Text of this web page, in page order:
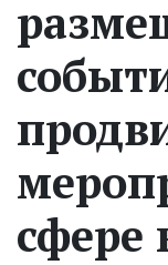
сфере